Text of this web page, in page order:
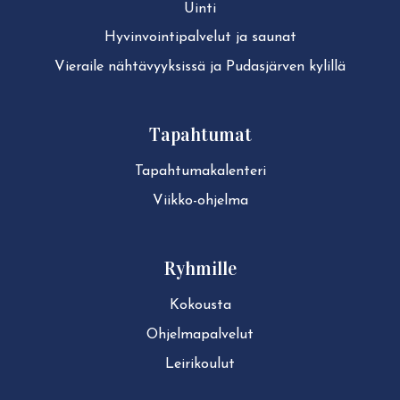
Uinti
Hy­vin­voin­ti­pal­ve­lut ja saunat
Vieraile näh­tä­vyyk­sis­sä ja Pudasjärven kylillä
Tapahtumat
Ta­pah­tu­ma­ka­len­te­ri
Viikko-ohjelma
Ryhmille
Kokousta
Ohjelmapalvelut
Leirikoulut